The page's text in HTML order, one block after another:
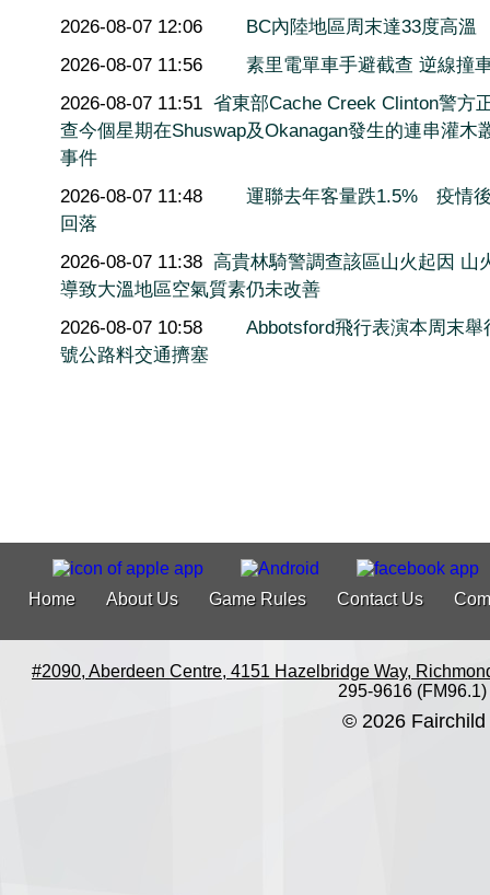
2026-08-07 12:06
BC內陸地區周末達33度高溫
2026-08-07 11:56
素里電單車手避截查 逆線撞
2026-08-07 11:51 省東部Cache Creek Clinton警方
查今個星期在Shuswap及Okanagan發生的連串灌木
事件
2026-08-07 11:48
運聯去年客量跌1.5% 疫情
回落
2026-08-07 11:38 高貴林騎警調查該區山火起因 山
導致大溫地區空氣質素仍未改善
2026-08-07 10:58
Abbotsford飛行表演本周末
號公路料交通擠塞
Home About Us Game Rules Contact Us
#2090, Aberdeen Centre, 4151 Hazelbridge Way,
295-9616 (FM96.1)
© 2026 Fairchild